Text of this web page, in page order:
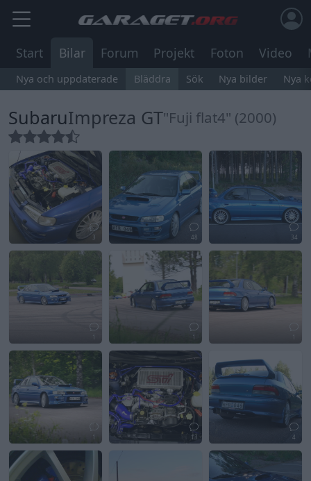
Start Bilar Forum Projekt Foton Video
Nya och uppdaterade Bläddra Sök Nya bilder Nya
SubaruImpreza GT"Fuji flat4" (2000)
3 48 34
1 1
1 13 4